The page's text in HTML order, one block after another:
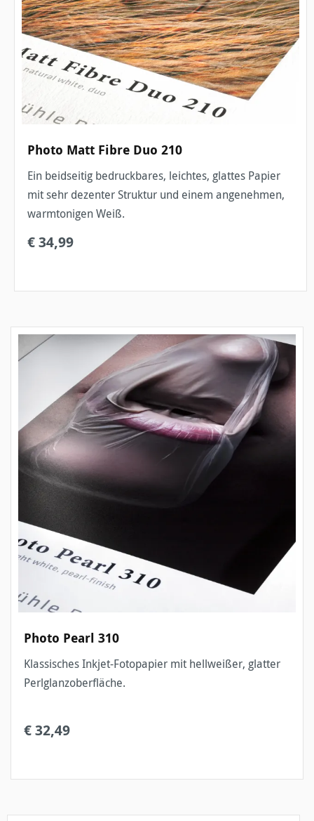
Photo Matt Fibre Duo 210
Ein beidseitig bedruckbares, leichtes, glattes Papier
mit sehr dezenter Struktur und einem angenehmen,
warmtonigen Weiß.
€ 34,99
Photo Pearl 310
Klassisches Inkjet-Fotopapier mit hellweißer, glatter
Perlglanzoberfläche.
€ 32,49